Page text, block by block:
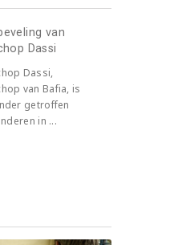
van
Dassi
Dassi,
van Bafia, is
getroffen
in ...